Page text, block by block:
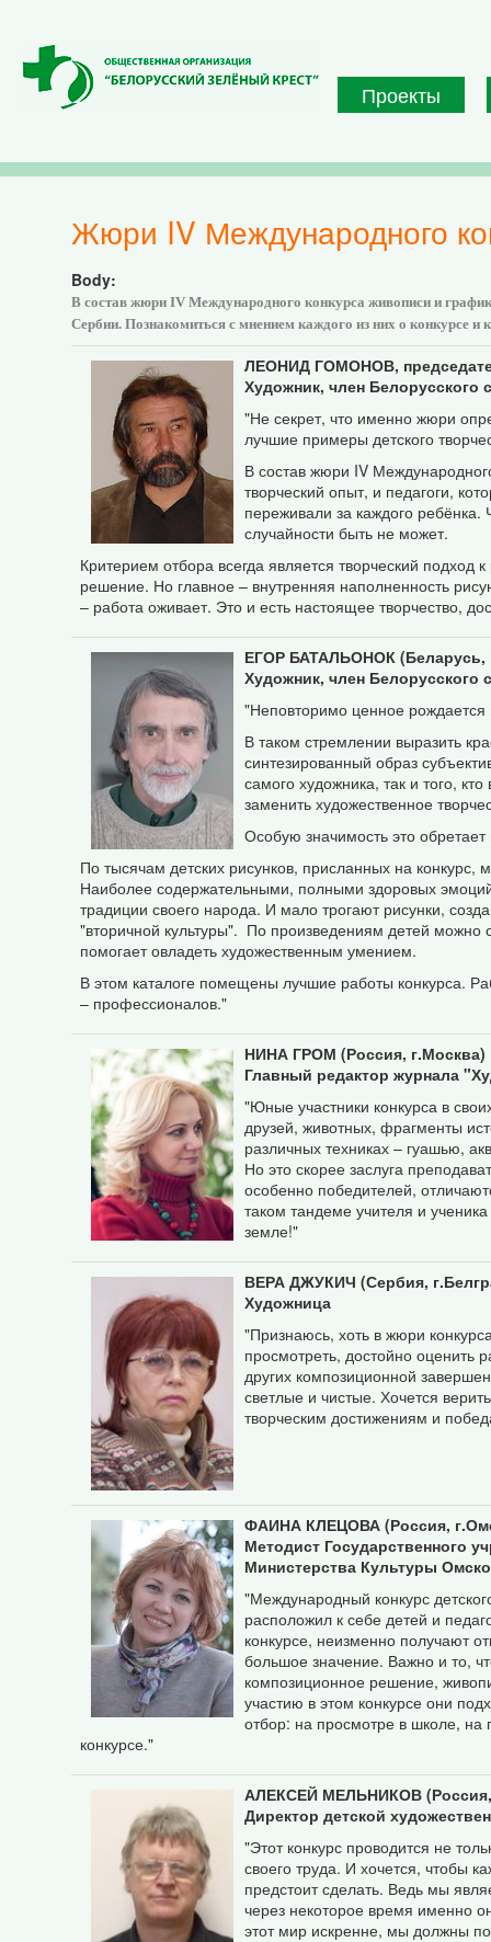
Проекты
Жюри IV Международного
Body:
В состав жюри IV Международного конкурса живописи и
Сербии. Познакомиться с мнением каждого из них о конкурсе
ЛЕОНИД ГОМОНОВ,
Художник, член Белорусского
"Не секрет, что именно жюри
лучшие примеры детского
В состав жюри IV
творческий опыт, и педагоги,
переживали за каждого
случайности быть не может.
Критерием отбора всегда является творческий
решение. Но главное – внутренняя наполненность
– работа оживает. Это и есть настоящее творчество,
ЕГОР БАТАЛЬОНОК (Беларусь,
Художник, член Белорусского
"Неповторимо ценное рождается
В таком стремлении выразить
синтезированный образ
самого художника, так и того,
заменить художественное
Особую значимость это
По тысячам детских рисунков, присланных на
Наиболее содержательными, полными здоровых
традиции своего народа. И мало трогают рисунки,
"вторичной культуры". По произведениям детей можно
помогает овладеть художественным умением.
В этом каталоге помещены лучшие работы конкурса.
– профессионалов."
НИНА ГРОМ (Россия, г.Москва)
Главный редактор журнала
"Юные участники конкурса в
друзей, животных, фрагменты
различных техниках – гуашью,
Но это скорее заслуга
особенно победителей,
таком тандеме учителя и
земле!"
ВЕРА ДЖУКИЧ (Сербия,
Художница
"Признаюсь, хоть в жюри
просмотреть, достойно оценить
других композиционной
светлые и чистые. Хочется
творческим достижениям и
ФАИНА КЛЕЦОВА (Россия,
Методист Государственного
Министерства Культуры
"Международный конкурс
расположил к себе детей и
конкурсе, неизменно получают
большое значение. Важно и то,
композиционное решение,
участию в этом конкурсе они
отбор: на просмотре в школе, на
конкурсе."
АЛЕКСЕЙ МЕЛЬНИКОВ (Россия,
Директор детской
"Этот конкурс проводится не
своего труда. И хочется, чтобы
предстоит сделать. Ведь мы
через некоторое время именно
этот мир искренне, мы должны